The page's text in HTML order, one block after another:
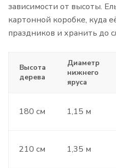
зависимости от высоты.
картонной коробке, куда
праздников и хранить до
Высота
дерева
Диаметр
нижнего
яруса
180 см 1,15 м
210 см 1,35 м